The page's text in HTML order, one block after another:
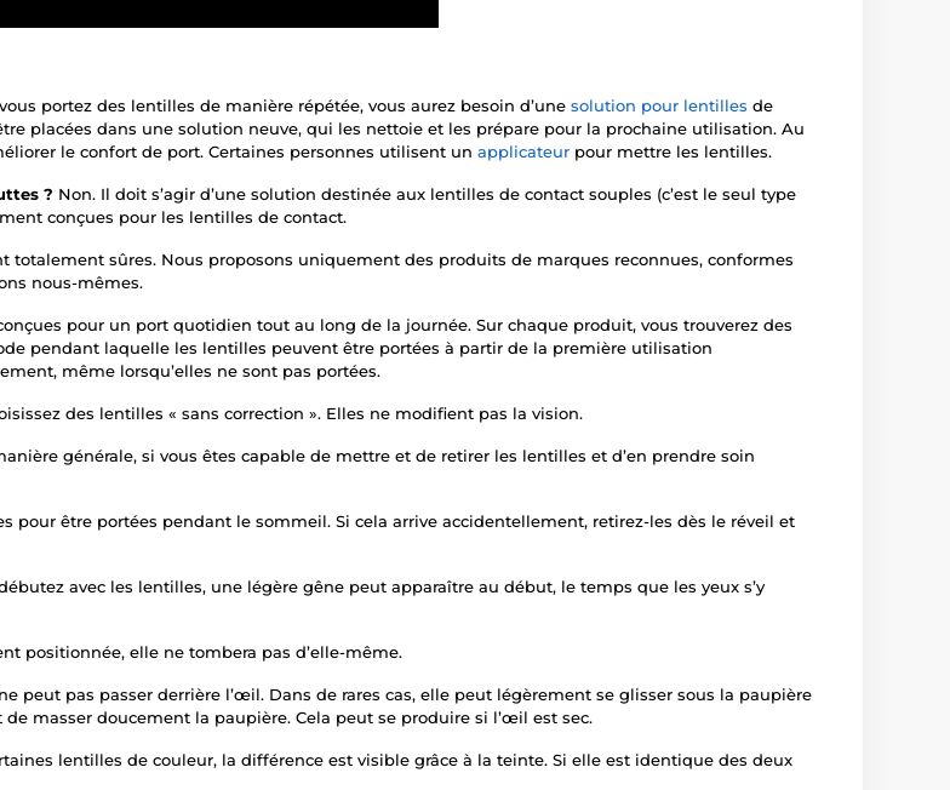
portez des lentilles de manière répétée, vous aurez besoin d’une solution pour lentilles de
placées dans une solution neuve, qui les nettoie et les prépare pour la prochaine utilisation. Au
le confort de port. Certaines personnes utilisent un applicateur pour mettre les lentilles.
? Non. Il doit s’agir d’une solution destinée aux lentilles de contact souples (c’est le seul type
conçues pour les lentilles de contact.
totalement sûres. Nous proposons uniquement des produits de marques reconnues, conformes
nous-mêmes.
pour un port quotidien tout au long de la journée. Sur chaque produit, vous trouverez des
pendant laquelle les lentilles peuvent être portées à partir de la première utilisation
même lorsqu’elles ne sont pas portées.
des lentilles « sans correction ». Elles ne modifient pas la vision.
générale, si vous êtes capable de mettre et de retirer les lentilles et d’en prendre soin
pour être portées pendant le sommeil. Si cela arrive accidentellement, retirez-les dès le réveil et
avec les lentilles, une légère gêne peut apparaître au début, le temps que les yeux s’y
positionnée, elle ne tombera pas d’elle-même.
peut pas passer derrière l’œil. Dans de rares cas, elle peut légèrement se glisser sous la paupière
masser doucement la paupière. Cela peut se produire si l’œil est sec.
lentilles de couleur, la différence est visible grâce à la teinte. Si elle est identique des deux